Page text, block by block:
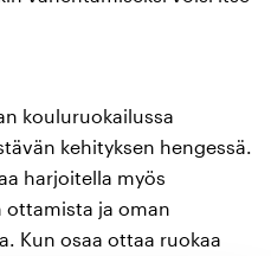
kouluruokailussa
kehityksen hengessä.
harjoitella myös
ottamista ja oman
Kun osaa ottaa ruokaa